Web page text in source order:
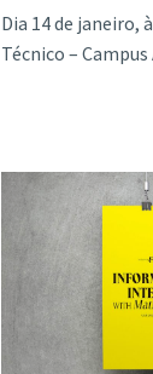
Dia 14 de janeiro,
Técnico –